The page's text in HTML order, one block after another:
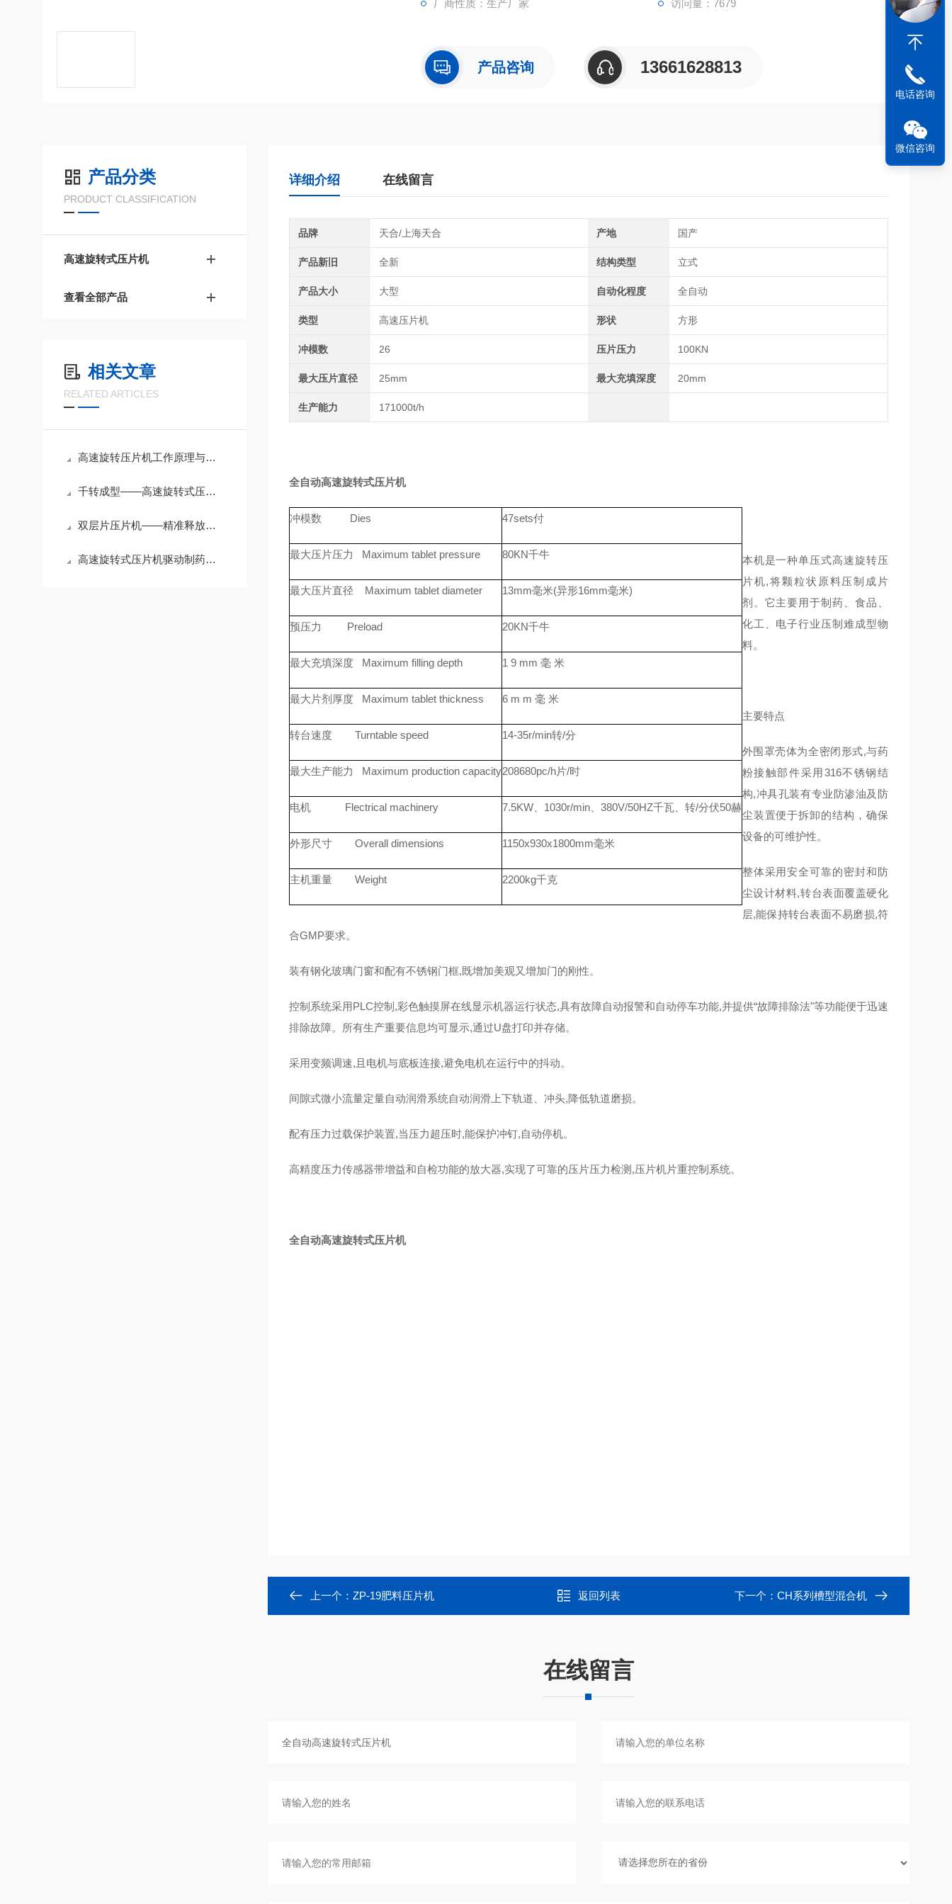
厂商性质：生产厂家 访问量：7679
产品咨询 13661628813
产品分类
PRODUCT CLASSIFICATION
高速旋转式压片机
查看全部产品
相关文章
RELATED ARTICLES
高速旋转压片机工作原理与固体制剂高速生产应用
千转成型——高速旋转式压片机原理解析与选型指南
双层片压片机——精准释放与复方协同的“制药黑科技”
高速旋转式压片机驱动制药与精细化工量产新高度
详细介绍 在线留言
品牌 天合/上海天合 产地 国产
产品新旧 全新 结构类型 立式
产品大小 大型 自动化程度 全自动
类型 高速压片机 形状 方形
冲模数 26 压片压力 100KN
最大压片直径 25mm 最大充填深度 20mm
生产能力 171000t/h
全自动高速旋转式压片机
冲模数 Dies 47sets付
最大压片压力 Maximum tablet pressure 80KN千牛
最大压片直径 Maximum tablet diameter 13mm毫米(异形16mm毫米)
预压力 Preload 20KN千牛
最大充填深度 Maximum filling depth 1 9 mm 毫 米
最大片剂厚度 Maximum tablet thickness 6 m m 毫 米
转台速度 Turntable speed 14-35r/min转/分
最大生产能力 Maximum production capacity208680pc/h片/时
电机 Flectrical machinery 7.5KW、1030r/min、380V/50HZ千瓦、转/分伏50赫
外形尺寸 Overall dimensions 1150x930x1800mm毫米
主机重量 Weight 2200kg千克
本机是一种单压式高速旋转压
片机,将颗粒状原料压制成片
剂。它主要用于制药、食品、
化工、电子行业压制难成型物
料。
主要特点
外围罩壳体为全密闭形式,与药
粉接触部件采用316不锈钢结
构,冲具孔装有专业防渗油及防
尘装置便于拆卸的结构，确保
设备的可维护性。
整体采用安全可靠的密封和防
尘设计材料,转台表面覆盖硬化
层,能保持转台表面不易磨损,符
合GMP要求。
装有钢化玻璃门窗和配有不锈钢门框,既增加美观又增加门的刚性。
控制系统采用PLC控制,彩色触摸屏在线显示机器运行状态,具有故障自动报警和自动停车功能,并提供“故障排除法"等功能便于迅速
排除故障。所有生产重要信息均可显示,通过U盘打印并存储。
采用变频调速,且电机与底板连接,避免电机在运行中的抖动。
间隙式微小流量定量自动润滑系统自动润滑上下轨道、冲头,降低轨道磨损。
配有压力过载保护装置,当压力超压时,能保护冲钉,自动停机。
高精度压力传感器带增益和自检功能的放大器,实现了可靠的压片压力检测,压片机片重控制系统。
全自动高速旋转式压片机
上一个： ZP-19肥料压片机 返回列表 下一个： CH系列槽型混合机
在线留言
电话咨询
微信咨询